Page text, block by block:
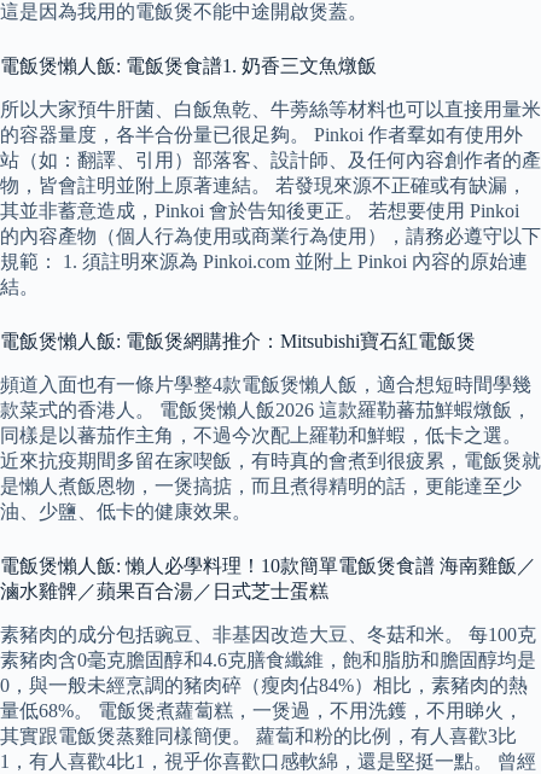
這是因為我用的電飯煲不能中途開啟煲蓋。
電飯煲懶人飯: 電飯煲食譜1. 奶香三文魚燉飯
所以大家預牛肝菌、白飯魚乾、牛蒡絲等材料也可以直接用量米
的容器量度，各半合份量已很足夠。 Pinkoi 作者羣如有使用外
站（如：翻譯、引用）部落客、設計師、及任何內容創作者的產
物，皆會註明並附上原著連結。 若發現來源不正確或有缺漏，
其並非蓄意造成，Pinkoi 會於告知後更正。 若想要使用 Pinkoi
的內容產物（個人行為使用或商業行為使用），請務必遵守以下
規範： 1. 須註明來源為 Pinkoi.com 並附上 Pinkoi 內容的原始連
結。
電飯煲懶人飯: 電飯煲網購推介：Mitsubishi寶石紅電飯煲
頻道入面也有一條片學整4款電飯煲懶人飯，適合想短時間學幾
款菜式的香港人。 電飯煲懶人飯2026 這款羅勒蕃茄鮮蝦燉飯，
同樣是以蕃茄作主角，不過今次配上羅勒和鮮蝦，低卡之選。
近來抗疫期間多留在家喫飯，有時真的會煮到很疲累，電飯煲就
是懶人煮飯恩物，一煲搞掂，而且煮得精明的話，更能達至少
油、少鹽、低卡的健康效果。
電飯煲懶人飯: 懶人必學料理！10款簡單電飯煲食譜 海南雞飯／
滷水雞髀／蘋果百合湯／日式芝士蛋糕
素豬肉的成分包括豌豆、非基因改造大豆、冬菇和米。 每100克
素豬肉含0毫克膽固醇和4.6克膳食纖維，飽和脂肪和膽固醇均是
0，與一般未經烹調的豬肉碎（瘦肉佔84%）相比，素豬肉的熱
量低68%。 電飯煲煮蘿蔔糕，一煲過，不用洗鑊，不用睇火，
其實跟電飯煲蒸雞同樣簡便。 蘿蔔和粉的比例，有人喜歡3比
1，有人喜歡4比1，視乎你喜歡口感軟綿，還是堅挺一點。 曾經